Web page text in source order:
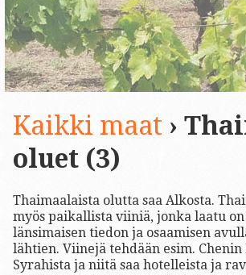
Kaikki maat ›
oluet (3)
Thaimaalaista olutta saa Alkosta.
myös paikallista viiniä, jonka laatu
länsimaisen tiedon ja osaamisen
lähtien. Viinejä tehdään esim. Chenin
Syrahista ja niitä saa hotelleista ja